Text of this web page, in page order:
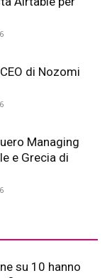
di Nozomi
Managing
e Grecia di
su 10 hanno